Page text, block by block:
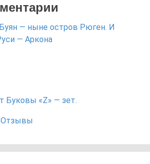
— ныне остров Рюген. И
— Аркона
Буковы «Z» — зет.
Отзывы